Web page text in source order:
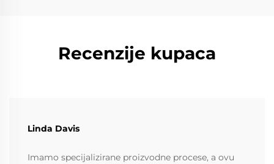
Recenzije kupaca
Linda Davis
Imamo specijalizirane proizvodne procese, a ovu